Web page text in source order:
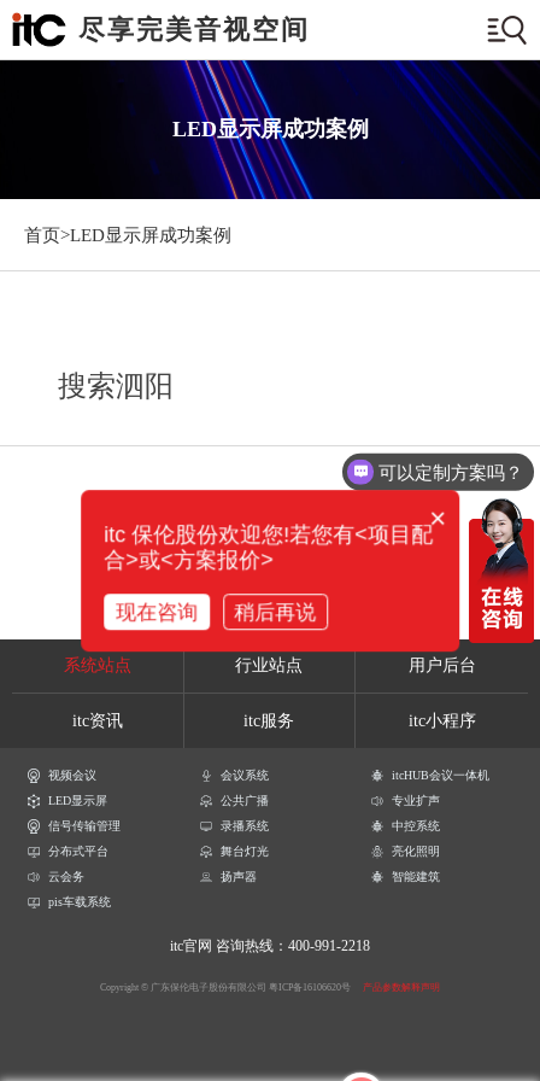
尽享完美音视空间
LED显示屏成功案例
首页>LED显示屏成功案例
搜索泗阳
系统站点 行业站点 用户后台
itc资讯 itc服务 itc小程序
视频会议 会议系统
itcHUB会议一体机
LED显示屏
公共广播
专业扩声
信号传输管理
录播系统
中控系统
分布式平台
舞台灯光
亮化照明
云会务
扬声器
智能建筑
pis车载系统
itc官网 咨询热线：400-991-2218
Copyright © 广东保伦电子股份有限公司 粤ICP备16106620号 产品参数解释声明
可以定制方案吗？
×
itc 保伦股份欢迎您!若您有<项目配
合>或<方案报价>
现在咨询 稍后再说